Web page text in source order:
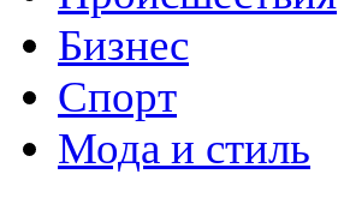
Бизнес
Спорт
Мода и стиль